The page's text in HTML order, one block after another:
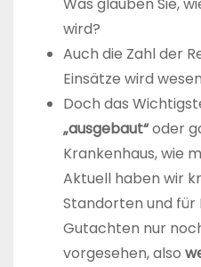
wird?
Auch die Zahl der
Einsätze wird
Doch das
„ausgebaut“oder
Krankenhaus, wie
Aktuell haben wir
Standorten und für
Gutachten nur
vorgesehen, also